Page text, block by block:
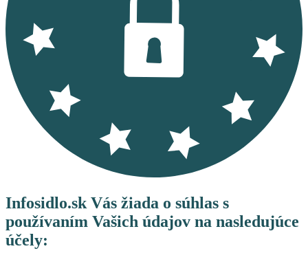
Infosidlo.sk Vás žiada o súhlas s
používaním Vašich údajov na nasledujúce
účely: